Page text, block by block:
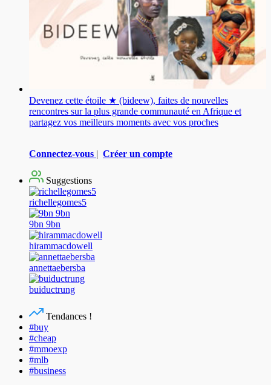
Devenez cette étoile ★ (bideew), faites de nouvelles
rencontres sur la plus grande communauté en Afrique et
partagez vos meilleurs moments avec vos proches
Connectez-vous | Créer un compte
Suggestions
richellegomes5
9bn 9bn
hirammacdowell
annettaebersba
buiductrung
Tendances !
#buy
#cheap
#mmoexp
#mlb
#business